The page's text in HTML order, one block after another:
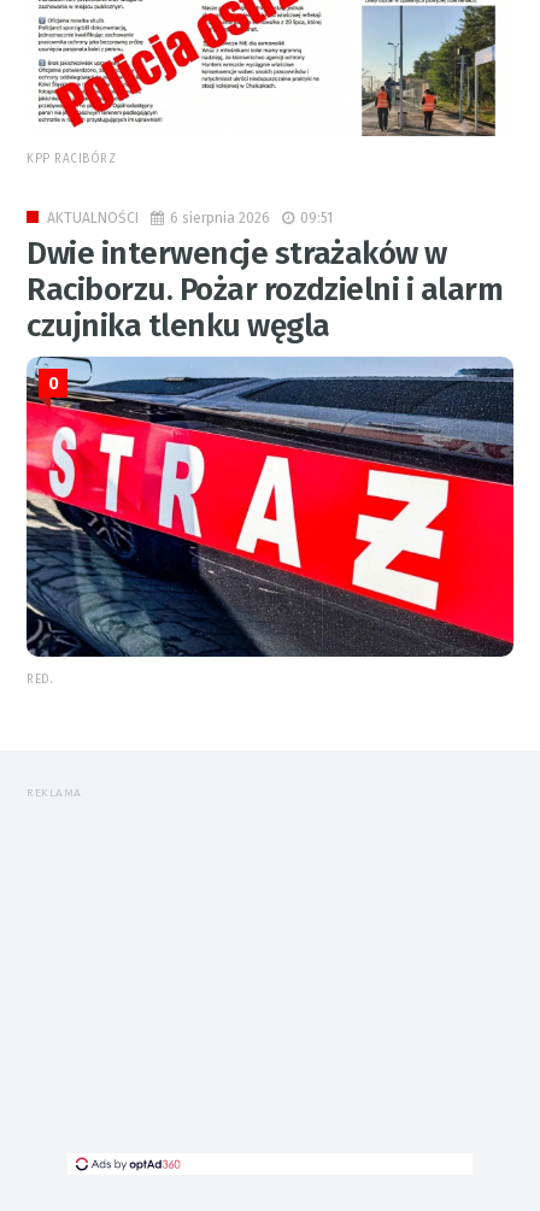
KPP RACIBÓRZ
AKTUALNOŚCI 6 sierpnia 2026 09:51
Dwie interwencje strażaków w
Raciborzu. Pożar rozdzielni i alarm
czujnika tlenku węgla
0
RED.
REKLAMA